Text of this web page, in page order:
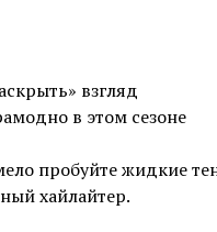
взгляд
в этом сезоне
пробуйте жидкие
хайлайтер.